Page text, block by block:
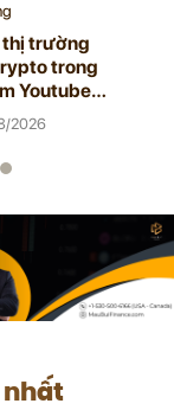
thị trường
trong
Youtube
2026
nhất